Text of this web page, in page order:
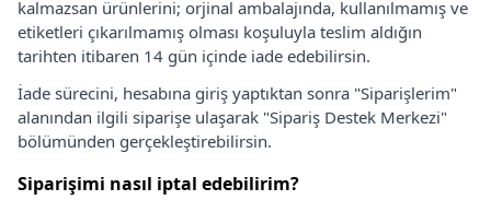
kalmazsan ürünlerini; orjinal ambalajında, kullanılmamış ve
etiketleri çıkarılmamış olması koşuluyla teslim aldığın
tarihten itibaren 14 gün içinde iade edebilirsin.
İade sürecini, hesabına giriş yaptıktan sonra "Siparişlerim"
alanından ilgili siparişe ulaşarak "Sipariş Destek Merkezi"
bölümünden gerçekleştirebilirsin.
Siparişimi nasıl iptal edebilirim?